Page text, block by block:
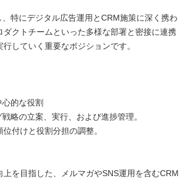
特にデジタル広告運用とCRM施策に深く携わ
クトチームといった多様な部署と密接に連携
していく重要なポジションです。
心的な役割
略の立案、実行、および進捗管理。
付けと役割分担の調整。
を目指した、メルマガやSNS運用を含むCRM